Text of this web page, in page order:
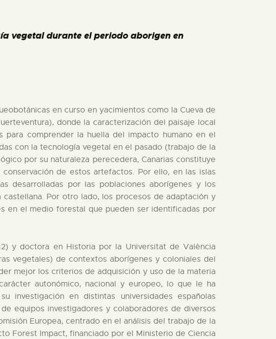
vegetal durante el periodo aborigen en
en curso en yacimientos como la Cueva de
donde la caracterización del paisaje local
comprender la huella del impacto humano en el
con la tecnología vegetal en el pasado (trabajo de la
por su naturaleza perecedera, Canarias constituye
de estos artefactos. Por ello, en las islas
desarrolladas por las poblaciones aborígenes y los
Por otro lado, los procesos de adaptación y
en el medio forestal que pueden ser identificadas por
y doctora en Historia por la Universitat de València
vegetales) de contextos aborígenes y coloniales del
mejor los criterios de adquisición y uso de la materia
autonómico, nacional y europeo, lo que le ha
investigación en distintas universidades españolas
equipos investigadores y colaboradores de diversos
Europea, centrado en el análisis del trabajo de la
Forest Impact, financiado por el Ministerio de Ciencia